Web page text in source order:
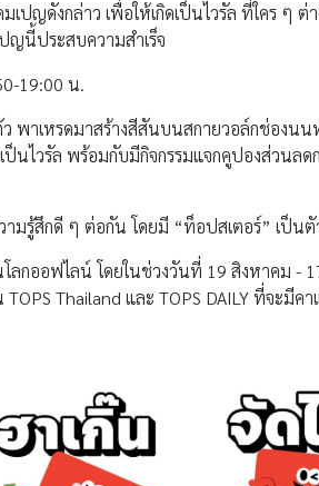
ปญดังกล่าว เพื่อให้เกิดเป็นไวรัล ที่ใคร ๆ ต่
ญนี้ประสบความสำเร็จ
19:00 น.
พาเหรดมาสร้างสีสันบนสกายวอล์กช่องนน
ไวรัล พร้อมกับมีกิจกรรมแจกคูปองส่วนลด
มรู้สึกดี ๆ ต่อกัน โดยมี “ท็อปสเตอร์” เป็นตั
ลกออฟไลน์ โดยในช่วงวันที่ 19 สิงหาคม -
Thailand และ TOPS DAILY ที่จะมีค